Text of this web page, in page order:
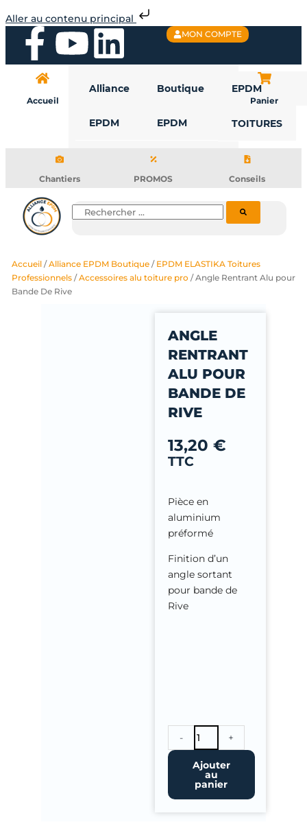
Aller au contenu principal
au
contenuF
a
c
b
o
o
k
Y
o
u
u
b
L
i
n
d
n
MON COMPTE
Accueil
Alliance
EPDM
Boutique
EPDM
EPDM
TOITURES
Panier
Chantiers PROMOS Conseils
Rechercher
Accueil/Alliance EPDM Boutique/ EPDM ELASTIKA Toitures
Professionnels/Accessoires alu toiture pro / Angle Rentrant Alu pour
Bande De Rive
ANGLE
RENTRANT
ALU POUR
BANDE DE
RIVE
13,20 €
TTC
Pièce en
aluminium
préformé
Finition d’un
angle sortant
pour bande de
Rive
-
quantité
de
Angle
Rentrant
Alu
+
Ajouter
au
panier